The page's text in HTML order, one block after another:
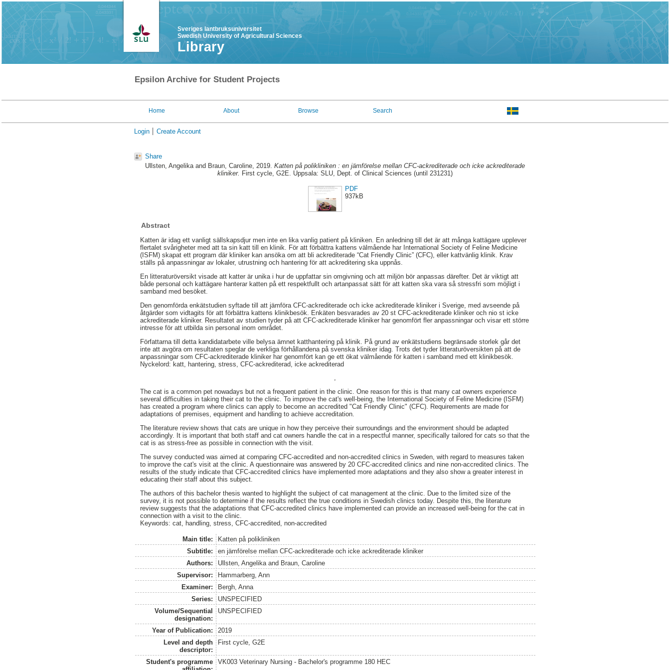
Sveriges lantbruksuniversitet
Swedish University of Agricultural Sciences
Library
Epsilon Archive for Student Projects
Home About Browse Search
Login Create Account
Share
Ullsten, Angelikaand Braun, Caroline, 2019. Katten på polikliniken : en jämförelse mellan CFC-ackrediterade och icke ackrediterade
kliniker. First cycle, G2E. Uppsala: SLU, Dept. of Clinical Sciences (until 231231)
PDF
937kB
Abstract
Katten är idag ett vanligt sällskapsdjur men inte en lika vanlig patient på kliniken. En anledning till det är att många kattägare upplever
flertalet svårigheter med att ta sin katt till en klinik. För att förbättra kattens välmående har International Society of Feline Medicine
(ISFM) skapat ett program där kliniker kan ansöka om att bli ackrediterade “Cat Friendly Clinic” (CFC), eller kattvänlig klinik. Krav
ställs på anpassningar av lokaler, utrustning och hantering för att ackreditering ska uppnås.
En litteraturöversikt visade att katter är unika i hur de uppfattar sin omgivning och att miljön bör anpassas därefter. Det är viktigt att
både personal och kattägare hanterar katten på ett respektfullt och artanpassat sätt för att katten ska vara så stressfri som möjligt i
samband med besöket.
Den genomförda enkätstudien syftade till att jämföra CFC-ackrediterade och icke ackrediterade kliniker i Sverige, med avseende på
åtgärder som vidtagits för att förbättra kattens klinikbesök. Enkäten besvarades av 20 st CFC-ackrediterade kliniker och nio st icke
ackrediterade kliniker. Resultatet av studien tyder på att CFC-ackrediterade kliniker har genomfört fler anpassningar och visar ett större
intresse för att utbilda sin personal inom området.
Författarna till detta kandidatarbete ville belysa ämnet katthantering på klinik. På grund av enkätstudiens begränsade storlek går det
inte att avgöra om resultaten speglar de verkliga förhållandena på svenska kliniker idag. Trots det tyder litteraturöversikten på att de
anpassningar som CFC-ackrediterade kliniker har genomfört kan ge ett ökat välmående för katten i samband med ett klinikbesök.
Nyckelord: katt, hantering, stress, CFC-ackrediterad, icke ackrediterad
,
The cat is a common pet nowadays but not a frequent patient in the clinic. One reason for this is that many cat owners experience
several difficulties in taking their cat to the clinic. To improve the cat's well-being, the International Society of Feline Medicine (ISFM)
has created a program where clinics can apply to become an accredited "Cat Friendly Clinic" (CFC). Requirements are made for
adaptations of premises, equipment and handling to achieve accreditation.
The literature review shows that cats are unique in how they perceive their surroundings and the environment should be adapted
accordingly. It is important that both staff and cat owners handle the cat in a respectful manner, specifically tailored for cats so that the
cat is as stress-free as possible in connection with the visit.
The survey conducted was aimed at comparing CFC-accredited and non-accredited clinics in Sweden, with regard to measures taken
to improve the cat's visit at the clinic. A questionnaire was answered by 20 CFC-accredited clinics and nine non-accredited clinics. The
results of the study indicate that CFC-accredited clinics have implemented more adaptations and they also show a greater interest in
educating their staff about this subject.
The authors of this bachelor thesis wanted to highlight the subject of cat management at the clinic. Due to the limited size of the
survey, it is not possible to determine if the results reflect the true conditions in Swedish clinics today. Despite this, the literature
review suggests that the adaptations that CFC-accredited clinics have implemented can provide an increased well-being for the cat in
connection with a visit to the clinic.
Keywords: cat, handling, stress, CFC-accredited, non-accredited
Main title:
Katten på polikliniken
Subtitle:
en jämförelse mellan CFC-ackrediterade och icke ackrediterade kliniker
Authors:
Ullsten, Angelikaand Braun, Caroline
Supervisor:
Hammarberg, Ann
Examiner:
Bergh, Anna
Series:
UNSPECIFIED
Volume/Sequential
designation:
UNSPECIFIED
Year of Publication:
2019
Level and depth
descriptor:
First cycle, G2E
Student's programme
VK003 Veterinary Nursing - Bachelor's programme 180 HEC